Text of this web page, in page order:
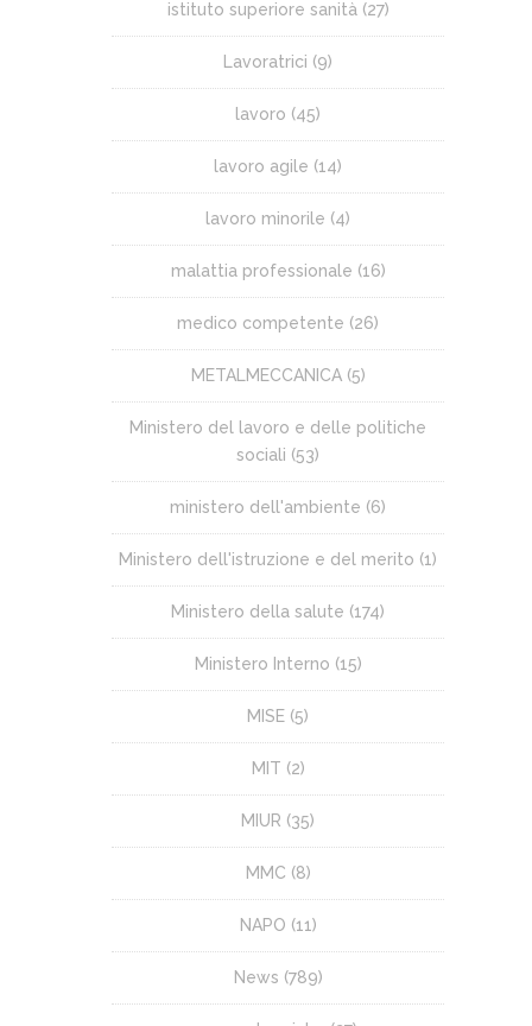
istituto superiore sanità (27)
Lavoratrici (9)
lavoro (45)
lavoro agile (14)
lavoro minorile (4)
malattia professionale (16)
medico competente (26)
METALMECCANICA(5)
Ministero del lavoro e delle politiche
sociali (53)
ministero dell'ambiente (6)
Ministero dell'istruzione e del merito (1)
Ministero della salute (174)
Ministero Interno (15)
MISE (5)
MIT (2)
MIUR (35)
MMC (8)
NAPO (11)
News (789)